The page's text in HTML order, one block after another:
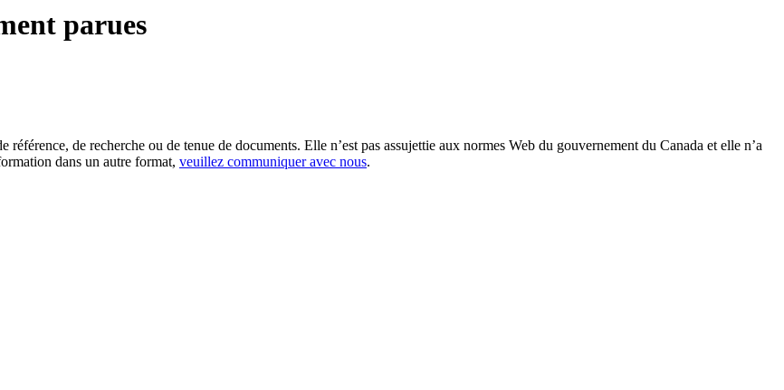
parues
de recherche ou de tenue de documents. Elle n’est pas assujettie aux normes Web du gouvernement du Canada et elle n’a
dans un autre format, veuillez communiquer avec nous.